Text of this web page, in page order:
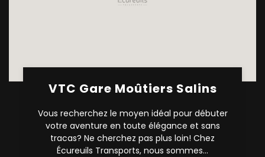
VTC Gare Moûtiers Salins
Vous recherchez le moyen idéal pour débuter
votre aventure en toute élégance et sans
tracas? Ne cherchez pas plus loin! Chez
Écureuils Transports, nous sommes...